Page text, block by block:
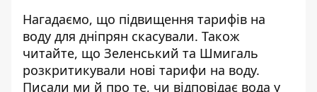
Нагадаємо, що підвищення тарифів на
воду для дніпрян скасували. Також
читайте, що Зеленський та Шмигаль
розкритикували нові тарифи на воду.
Писали ми й про те, чи відповідає вода у